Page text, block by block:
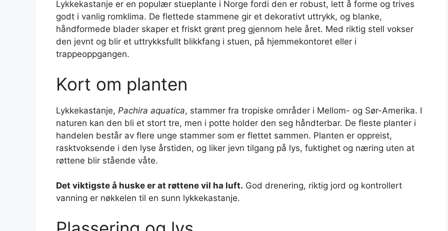
Lykkekastanje er en populær stueplante i Norge fordi den er robust, lett å forme og trives
godt i vanlig romklima. De flettede stammene gir et dekorativt uttrykk, og blanke,
håndformede blader skaper et friskt grønt preg gjennom hele året. Med riktig stell vokser
den jevnt og blir et uttrykksfullt blikkfang i stuen, på hjemmekontoret eller i
trappeoppgangen.
Kort om planten
Lykkekastanje, Pachira aquatica, stammer fra tropiske områder i Mellom- og Sør-Amerika. I
naturen kan den bli et stort tre, men i potte holder den seg håndterbar. De fleste planter i
handelen består av flere unge stammer som er flettet sammen. Planten er oppreist,
rasktvoksende i den lyse årstiden, og liker jevn tilgang på lys, fuktighet og næring uten at
røttene blir stående våte.
Det viktigste å huske er at røttene vil ha luft. God drenering, riktig jord og kontrollert
vanning er nøkkelen til en sunn lykkekastanje.